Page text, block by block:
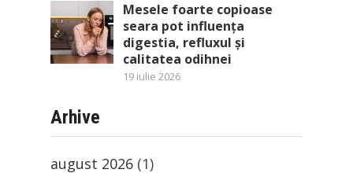
Mesele foarte copioase
seara pot influența
digestia, refluxul și
calitatea odihnei
19 iulie 2026
Arhive
august 2026 (1)